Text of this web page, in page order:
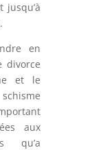
en
divorce
et le
aux
qu’a